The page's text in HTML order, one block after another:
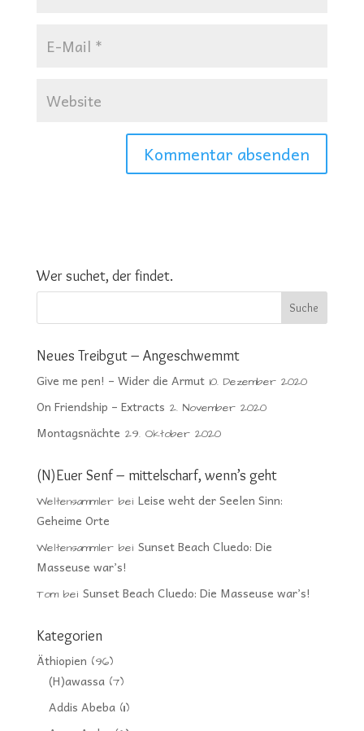
Wer suchet, der findet.
Neues Treibgut – Angeschwemmt
Give me pen! – Wider die Armut 10. Dezember 2020
On Friendship – Extracts 2. November 2020
Montagsnächte 29. Oktober 2020
(N)Euer Senf – mittelscharf, wenn’s geht
Weltensammlerbei Leise weht der Seelen Sinn:
Geheime Orte
Weltensammlerbei Sunset Beach Cluedo: Die
Masseuse war’s!
Tombei Sunset Beach Cluedo: Die Masseuse war’s!
Kategorien
Äthiopien (96)
(H)awassa(7)
Addis Abeba(11)